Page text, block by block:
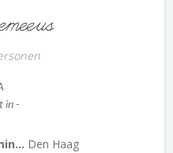
in -
Den Haag